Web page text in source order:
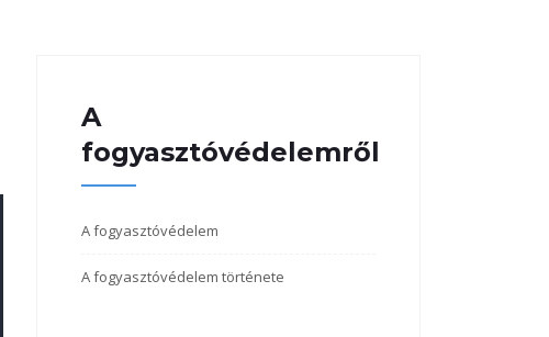
A
fogyasztóvédelemről
A fogyasztóvédelem
A fogyasztóvédelem története